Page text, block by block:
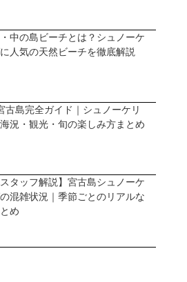
中の島ビーチとは？シュノーケ
人気の天然ビーチを徹底解説
古島完全ガイド｜シュノーケリ
況・観光・旬の楽しみ方まとめ
タッフ解説】宮古島シュノーケ
混雑状況｜季節ごとのリアルな
め